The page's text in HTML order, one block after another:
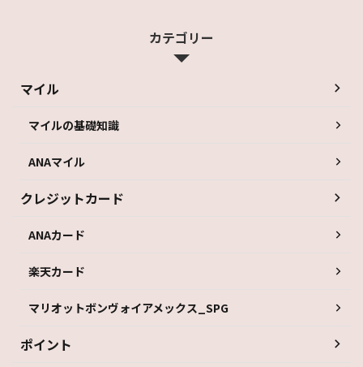
カテゴリー
マイル
マイルの基礎知識
ANAマイル
クレジットカード
ANAカード
楽天カード
マリオットボンヴォイアメックス_SPG
ポイント